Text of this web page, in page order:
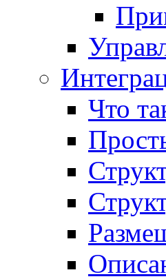
Что